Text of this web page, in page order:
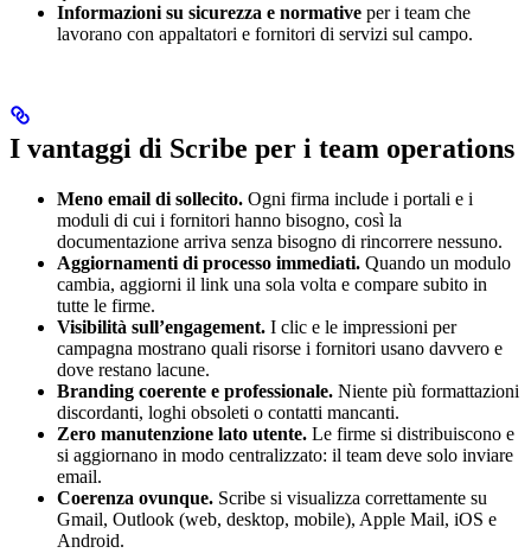
Informazioni su sicurezza e normative per i team che
lavorano con appaltatori e fornitori di servizi sul campo.
I vantaggi di Scribe per i team operations
Meno email di sollecito. Ogni firma include i portali e i
moduli di cui i fornitori hanno bisogno, così la
documentazione arriva senza bisogno di rincorrere nessuno.
Aggiornamenti di processo immediati. Quando un modulo
cambia, aggiorni il link una sola volta e compare subito in
tutte le firme.
Visibilità sull’engagement. I clic e le impressioni per
campagna mostrano quali risorse i fornitori usano davvero e
dove restano lacune.
Branding coerente e professionale. Niente più formattazioni
discordanti, loghi obsoleti o contatti mancanti.
Zero manutenzione lato utente. Le firme si distribuiscono e
si aggiornano in modo centralizzato: il team deve solo inviare
email.
Coerenza ovunque. Scribe si visualizza correttamente su
Gmail, Outlook (web, desktop, mobile), Apple Mail, iOS e
Android.